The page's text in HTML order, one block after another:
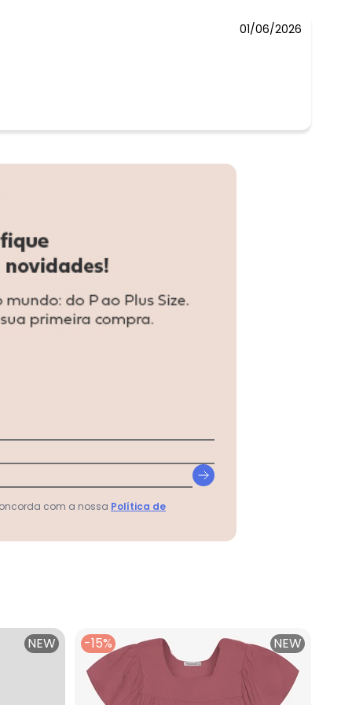
01/06/2026
Rosa
NEW -15% NEW
com a nossa Política de